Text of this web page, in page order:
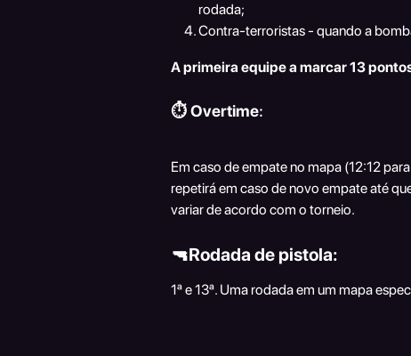
rodada;
Contra-terroristas - quando a
A primeira equipe a marcar 13
⏱️ Overtime:
Em caso de empate no mapa (12:12
repetirá em caso de novo empate até
variar de acordo com o torneio.
🔫Rodada de pistola:
1ª e 13ª. Uma rodada em um mapa